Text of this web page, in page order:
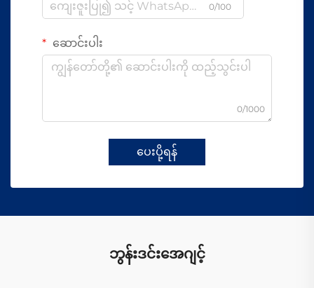
0/100
ဆောင်းပါး
0/1000
ပေးပို့ရန်
ဘွန်းဒင်းအေဂျင့်